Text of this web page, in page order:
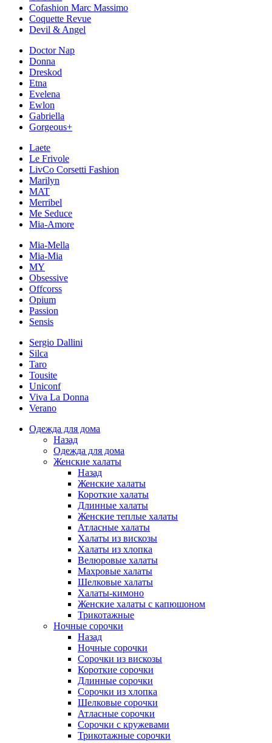
Cofashion Marc Massimo
Coquette Revue
Devil & Angel
Doctor Nap
Donna
Dreskod
Etna
Evelena
Ewlon
Gabriella
Gorgeous+
Laete
Le Frivole
LivCo Corsetti Fashion
Marilyn
MAT
Merribel
Me Seduce
Mia-Amore
Mia-Mella
Mia-Mia
MY
Obsessive
Offcorss
Opium
Passion
Sensis
Sergio Dallini
Silca
Taro
Tousite
Uniconf
Viva La Donna
Verano
Одежда для дома
Назад
Одежда для дома
Женские халаты
Назад
Женские халаты
Короткие халаты
Длинные халаты
Женские теплые халаты
Атласные халаты
Халаты из вискозы
Халаты из хлопка
Велюровые халаты
Махровые халаты
Шелковые халаты
Халаты-кимоно
Женские халаты с капюшоном
Трикотажные
Ночные сорочки
Назад
Ночные сорочки
Сорочки из вискозы
Короткие сорочки
Длинные сорочки
Сорочки из хлопка
Шелковые сорочки
Атласные сорочки
Сорочки с кружевами
Трикотажные сорочки